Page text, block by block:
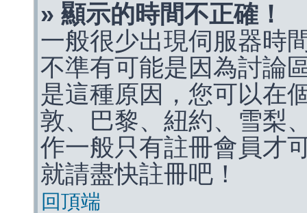
» 顯示的時間不正確！
一般很少出現伺服器時
不準有可能是因為討論
是這種原因，您可以在
敦、巴黎、紐約、雪梨
作一般只有註冊會員才
就請盡快註冊吧！
回頂端